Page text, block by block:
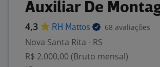
Auxiliar De
4,3 RH Mattos 68 avaliações
Nova Santa Rita - RS
R$ 2.000,00 (Bruto mensal)